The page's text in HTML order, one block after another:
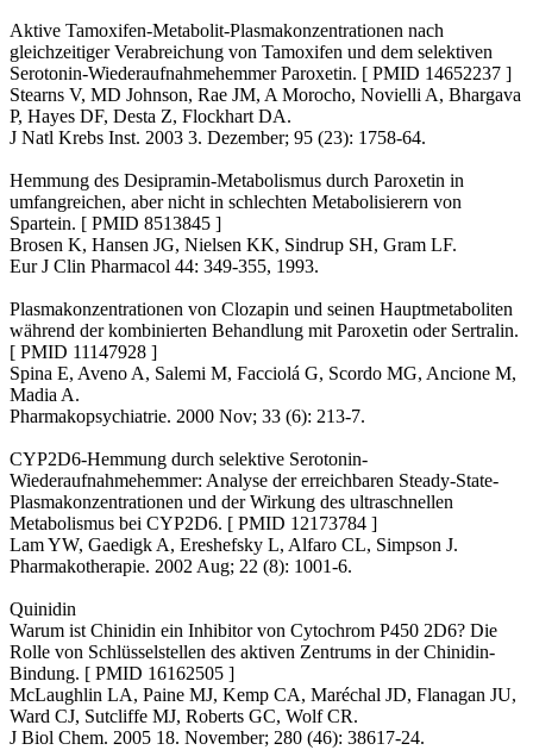
Aktive Tamoxifen-Metabolit-Plasmakonzentrationen nach
gleichzeitiger Verabreichung von Tamoxifen und dem selektiven
Serotonin-Wiederaufnahmehemmer Paroxetin. [ PMID 14652237 ]
Stearns V, MD Johnson, Rae JM, A Morocho, Novielli A, Bhargava
P, Hayes DF, Desta Z, Flockhart DA.
J Natl Krebs Inst. 2003 3. Dezember; 95 (23): 1758-64.
Hemmung des Desipramin-Metabolismus durch Paroxetin in
umfangreichen, aber nicht in schlechten Metabolisierern von
Spartein. [ PMID 8513845 ]
Brosen K, Hansen JG, Nielsen KK, Sindrup SH, Gram LF.
Eur J Clin Pharmacol 44: 349-355, 1993.
Plasmakonzentrationen von Clozapin und seinen Hauptmetaboliten
während der kombinierten Behandlung mit Paroxetin oder Sertralin.
[ PMID 11147928 ]
Spina E, Aveno A, Salemi M, Facciolá G, Scordo MG, Ancione M,
Madia A.
Pharmakopsychiatrie. 2000 Nov; 33 (6): 213-7.
CYP2D6-Hemmung durch selektive Serotonin-
Wiederaufnahmehemmer: Analyse der erreichbaren Steady-State-
Plasmakonzentrationen und der Wirkung des ultraschnellen
Metabolismus bei CYP2D6. [ PMID 12173784 ]
Lam YW, Gaedigk A, Ereshefsky L, Alfaro CL, Simpson J.
Pharmakotherapie. 2002 Aug; 22 (8): 1001-6.
Quinidin
Warum ist Chinidin ein Inhibitor von Cytochrom P450 2D6? Die
Rolle von Schlüsselstellen des aktiven Zentrums in der Chinidin-
Bindung. [ PMID 16162505 ]
McLaughlin LA, Paine MJ, Kemp CA, Maréchal JD, Flanagan JU,
Ward CJ, Sutcliffe MJ, Roberts GC, Wolf CR.
J Biol Chem. 2005 18. November; 280 (46): 38617-24.